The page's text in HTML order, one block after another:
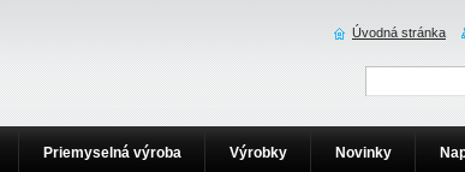
Priemyselná výroba Výrobky Novinky
Úvodná stránka